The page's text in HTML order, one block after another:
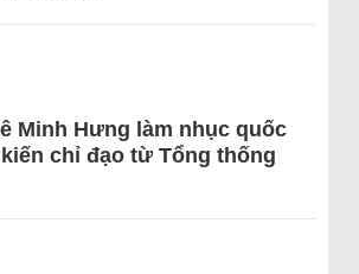
Minh Hưng làm nhục quốc
chỉ đạo từ Tổng thống